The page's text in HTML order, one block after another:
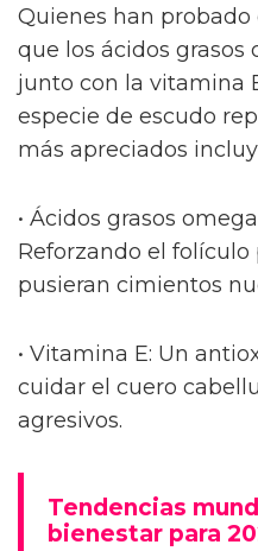
Quienes han probado
que los ácidos grasos
junto con la vitamina
especie de escudo
más apreciados
• Ácidos grasos
Reforzando el folículo
pusieran cimientos
• Vitamina E: Un
cuidar el cuero
agresivos.
Tendencias
bienestar para